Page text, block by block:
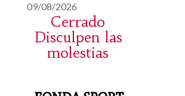
09/08/2026
Cerrado
Disculpen las
molestias